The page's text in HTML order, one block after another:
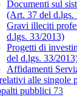
Documenti sul
(Art. 37 del d.lgs.
Gravi illeciti
d.lgs. 33/2013)
Progetti di
del d.lgs. 33/
Affidamenti
alle singole
pubblici 73